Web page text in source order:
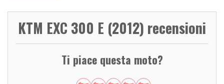
KTM EXC 300 E (2012) recensioni
Ti piace questa moto?